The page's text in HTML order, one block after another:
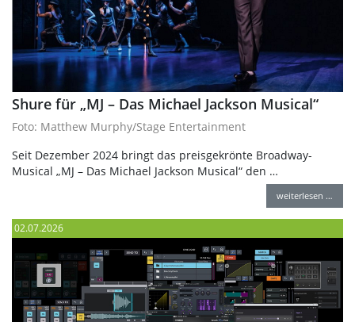
Shure für „MJ – Das Michael Jackson Musical“
Foto: Matthew Murphy/Stage Entertainment
Seit Dezember 2024 bringt das preisgekrönte Broadway-
Musical „MJ – Das Michael Jackson Musical“ den …
weiterlesen …
02.07.2026